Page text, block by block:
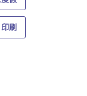
印刷